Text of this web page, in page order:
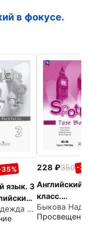
в фокусе.
язык. 3
Быкова Надежда Ильинична
228 350 -
Английский
класс.
Контрольные
задания.